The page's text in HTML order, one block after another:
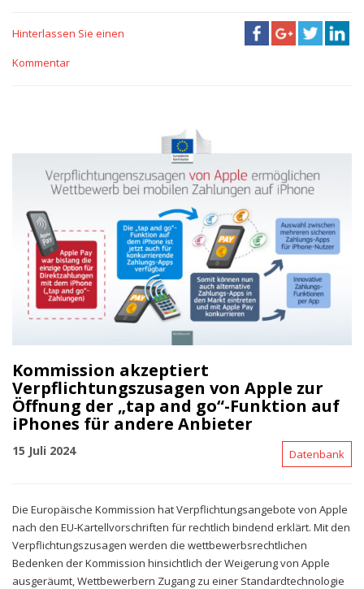
Hinterlassen Sie einen
Kommentar
Kommission akzeptiert
Verpflichtungszusagen von Apple zur
Öffnung der „tap and go“-Funktion auf
iPhones für andere Anbieter
15 Juli 2024 Datenbank
Die Europäische Kommission hat Verpflichtungsangebote von Apple
nach den EU‑Kartellvorschriften für rechtlich bindend erklärt. Mit den
Verpflichtungszusagen werden die wettbewerbsrechtlichen
Bedenken der Kommission hinsichtlich der Weigerung von Apple
ausgeräumt, Wettbewerbern Zugang zu einer Standardtechnologie